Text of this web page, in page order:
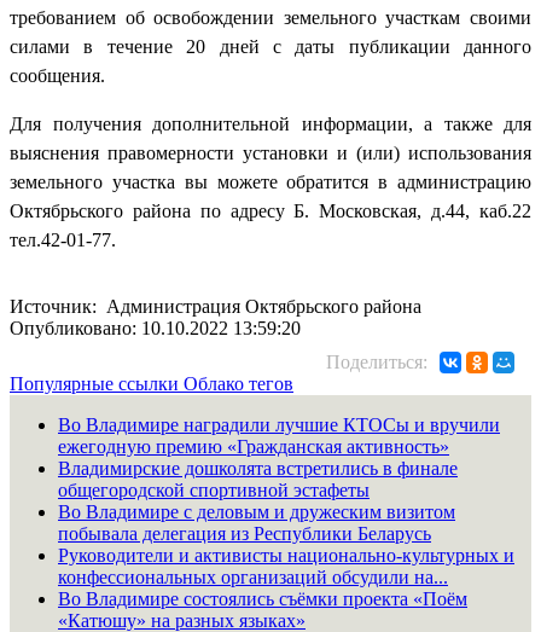
требованием об освобождении земельного участкам своими
силами в течение 20 дней с даты публикации данного
сообщения.
Для получения дополнительной информации, а также для
выяснения правомерности установки и (или) использования
земельного участка вы можете обратится в администрацию
Октябрьского района по адресу Б. Московская, д.44, каб.22
тел.42-01-77.
Источник: Администрация Октябрьского района
Опубликовано: 10.10.2022 13:59:20
Поделиться:
Популярные ссылки Облако тегов
Во Владимире наградили лучшие КТОСы и вручили
ежегодную премию «Гражданская активность»
Владимирские дошколята встретились в финале
общегородской спортивной эстафеты
Во Владимире с деловым и дружеским визитом
побывала делегация из Республики Беларусь
Руководители и активисты национально-культурных и
конфессиональных организаций обсудили на...
Во Владимире состоялись съёмки проекта «Поём
«Катюшу» на разных языках»